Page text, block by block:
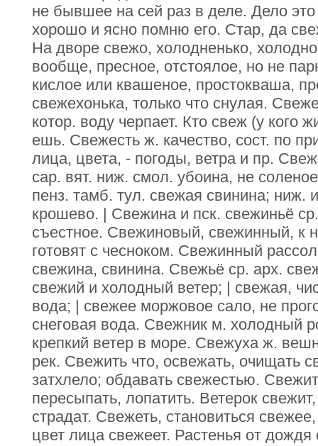
не бывшее на сей раз в деле. Дело
хорошо и ясно помню его. Стар, да
На дворе свежо, холодненько,
вообще, пресное, отстоялое, но не
кислое или квашеное, простокваша,
свежехонька, только что снулая.
котор. воду черпает. Кто свеж (у кого
ешь. Свежесть ж. качество, сост. по
лица, цвета, - погоды, ветра и пр.
сар. вят. ниж. смол. убоина, не
пенз. тамб. тул. свежая свинина; ниж.
крошево. | Свежина и пск. свежиньё
съестное. Свежиновый, свежинный, к
готовят с чесноком. Свежинный
свежина, свинина. Свежьё ср. арх.
свежий и холодный ветер; | свежая,
вода; | свежее моржовое сало, не
снеговая вода. Свежник м. холодный
крепкий ветер в море. Свежуха ж.
рек. Свежить что, освежать, очищать
затхлело; обдавать свежестью.
пересыпать, лопатить. Ветерок
страдат. Свежеть, становиться
цвет лица свежеет. Растенья от